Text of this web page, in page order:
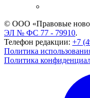
© ООО «Правовые
ЭЛ № ФС 77 - 79910.
Телефон редакции: +7
Политика
Политика